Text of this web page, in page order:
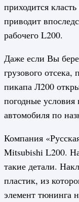
приходится
приводит
рабочего L200.
Даже если Вы
грузового
пикапа Л200
погодные
автомобиля по
Компания
Mitsubishi L200.
такие детали.
пластик, из
элемент тюнинга